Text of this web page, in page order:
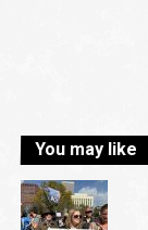
You may like